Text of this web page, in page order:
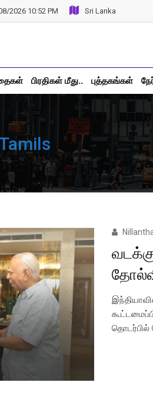
2026 10:52 PM Sri Lanka
பிரதிகள் மீது.. புத்தகங்கள்
தொடர்பில்